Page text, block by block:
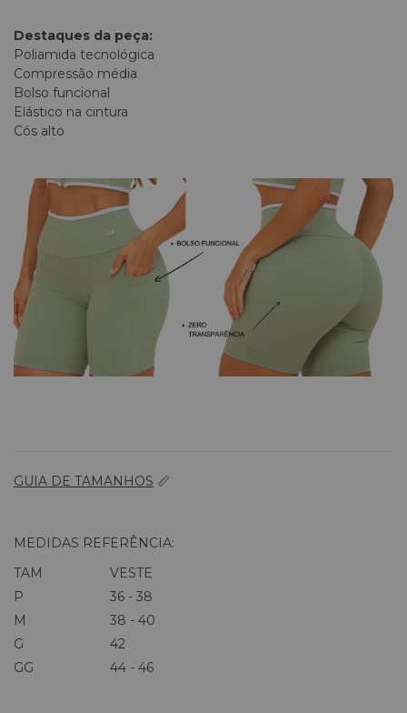
Destaques da peça:
Poliamida tecnológica
Compressão média
Bolso funcional
Elástico na cintura
Cós alto
GUIA DE TAMANHOS 📏
MEDIDAS REFERÊNCIA:
TAM
VESTE
P
36 - 38
M
38 - 40
G
42
GG
44 - 46